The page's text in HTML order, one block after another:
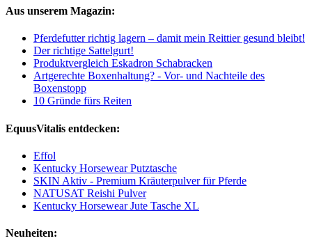
Aus unserem Magazin:
Pferdefutter richtig lagern – damit mein Reittier gesund bleibt!
Der richtige Sattelgurt!
Produktvergleich Eskadron Schabracken
Artgerechte Boxenhaltung? - Vor- und Nachteile des
Boxenstopp
10 Gründe fürs Reiten
EquusVitalis entdecken:
Effol
Kentucky Horsewear Putztasche
SKIN Aktiv - Premium Kräuterpulver für Pferde
NATUSAT Reishi Pulver
Kentucky Horsewear Jute Tasche XL
Neuheiten: